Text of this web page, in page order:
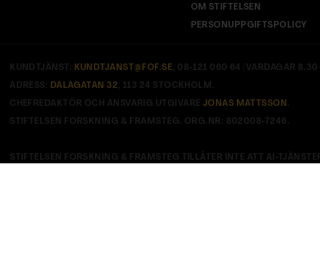
OM STIFTELSEN
PERSONUPPGIFTSPOLICY
KUNDTJÄNST: KUNDTJANST@FOF.SE, 08-121 060 64 (VARDAGAR
ADRESS: DALAGATAN 32 , 113 24 STOCKHOLM.
CHEFREDAKTÖR OCH ANSVARIG UTGIVARE JONAS MATTSSON .
STIFTELSEN FORSKNING & FRAMSTEG. ORG.NR: 802008-7246.
STIFTELSEN FORSKNING & FRAMSTEG TILLÅTER INTE ATT AI-